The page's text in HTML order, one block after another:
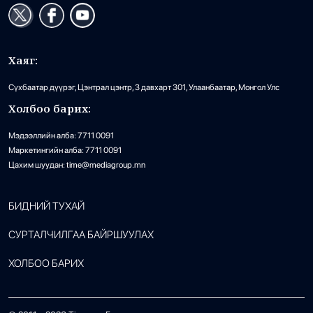
Хаяг:
Сүхбаатар дүүрэг, Цэнтрал цэнтр, 3 давхарт 301, Улаанбаатар, Монгол Улс
Холбоо барих:
Мэдээллийн алба: 7711 0091
Маркетингийн алба: 7711 0091
Цахим шуудан: time@mediagroup.mn
БИДНИЙ ТУХАЙ
СУРТАЛЧИЛГАА БАЙРШУУЛАХ
ХОЛБОО БАРИХ